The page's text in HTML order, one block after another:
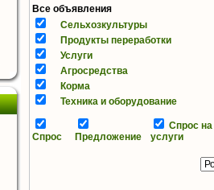
Все объявления
Сельхозкультуры
Продукты переработки
Услуги
Агросредства
Корма
Техника и оборудование
Спрос Предложение
Спрос на
услуги